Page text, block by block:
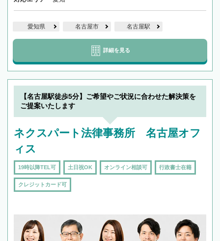
愛知県 名古屋市 名古屋駅
詳細を見る
【名古屋駅徒歩5分】ご希望やご状況に合わせた解決策を
ご提案いたします
ネクスパート法律事務所 名古屋オフ
ィス
19時以降TEL可 土日祝OK オンライン相談可 行政書士在籍
クレジットカード可